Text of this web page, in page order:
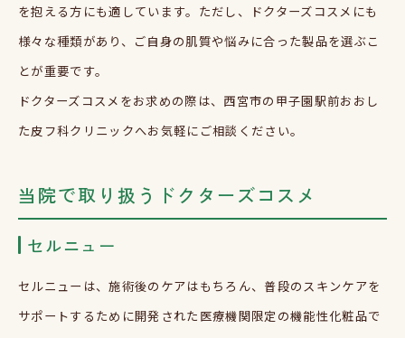
を抱える方にも適しています。ただし、ドクターズコスメにも
様々な種類があり、ご自身の肌質や悩みに合った製品を選ぶこ
とが重要です。
ドクターズコスメをお求めの際は、西宮市の甲子園駅前おおし
た皮フ科クリニックへお気軽にご相談ください。
当院で取り扱うドクターズコスメ
セルニュー
セルニューは、施術後のケアはもちろん、普段のスキンケアを
サポートするために開発された医療機関限定の機能性化粧品で